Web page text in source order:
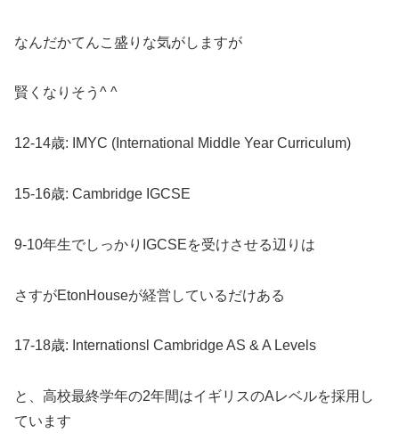
なんだかてんこ盛りな気がしますが
賢くなりそう^ ^
12-14歳: IMYC (International Middle Year Curriculum)
15-16歳: Cambridge IGCSE
9-10年生でしっかりIGCSEを受けさせる辺りは
さすがEtonHouseが経営しているだけある
17-18歳: Internationsl Cambridge AS & A Levels
と、高校最終学年の2年間はイギリスのAレベルを採用し
ています